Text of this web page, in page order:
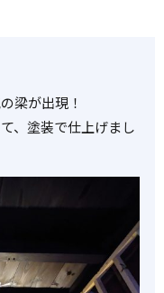
梁が出現！
、塗装で仕上げまし